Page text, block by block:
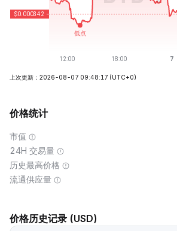
上次更新：2026-08-07 09:48:17 (UTC+0)
价格统计
市值
24H 交易量
历史最高价格
流通供应量
价格历史记录 (USD)